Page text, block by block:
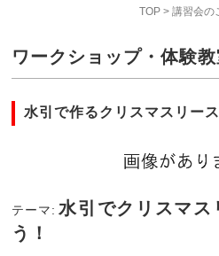
TOP> 講習会の
ワークショップ・体験
水引で作るクリスマスリース
テーマ:水引でクリスマス
う！